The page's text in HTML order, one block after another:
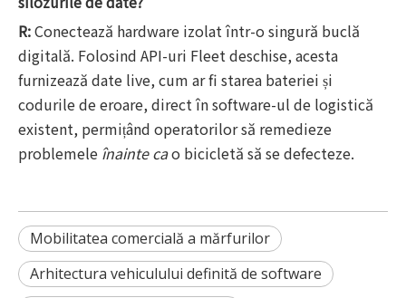
R:Conectează hardware izolat într-o singură buclă
digitală. Folosind API-uri Fleet deschise, acesta
furnizează date live, cum ar fi starea bateriei și
codurile de eroare, direct în software-ul de logistică
existent, permițând operatorilor să remedieze
problemele înainte cao bicicletă să se defecteze.
Mobilitatea comercială a mărfurilor
Arhitectura vehiculului definită de software